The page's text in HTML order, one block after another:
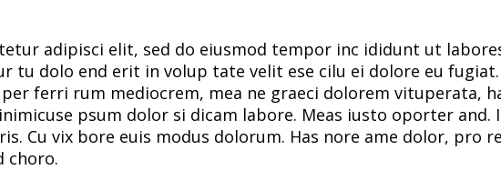
adipisci elit, sed do eiusmod tempor inc ididunt ut
tu dolo end erit in volup tate velit ese cilu ei dolore eu
ferri rum mediocrem, mea ne graeci dolorem vituperata,
psum dolor si dicam labore. Meas iusto oporter and.
Cu vix bore euis modus dolorum. Has nore ame dolor, pro
choro.